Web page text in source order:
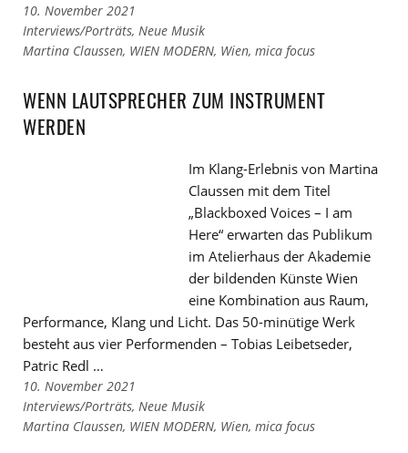
10. November 2021
Links
zu
Kategorien
Interviews/Porträts, Neue Musik
Links
den
Tags
Martina Claussen, WIEN MODERN, Wien, mica focus
WENN LAUTSPRECHER ZUM INSTRUMENT
WERDEN
Im Klang-Erlebnis von Martina
Claussen mit dem Titel
„Blackboxed Voices – I am
Here“ erwarten das Publikum
im Atelierhaus der Akademie
der bildenden Künste Wien
eine Kombination aus Raum,
Performance, Klang und Licht. Das 50-minütige Werk
besteht aus vier Performenden – Tobias Leibetseder,
Patric Redl …
10. November 2021
Links
zu
Interviews/Porträts, Neue Musik
Links
Martina Claussen, WIEN MODERN, Wien, mica focus